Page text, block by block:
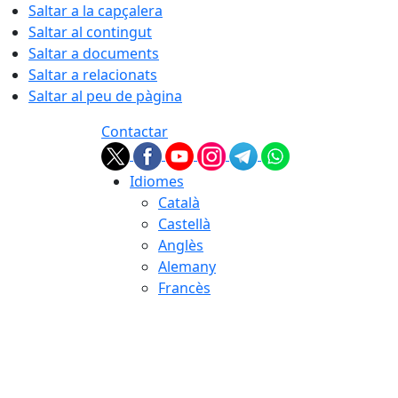
Saltar a la capçalera
Saltar al contingut
Saltar a documents
Saltar a relacionats
Saltar al peu de pàgina
Contactar
Idiomes
Català
Castellà
Anglès
Alemany
Francès